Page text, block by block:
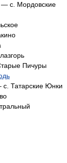
— с. Мордовские
Пичуры
с. Татарские Юнки